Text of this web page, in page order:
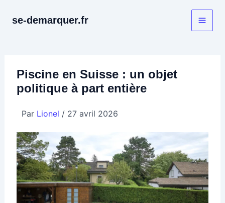
se-demarquer.fr
Piscine en Suisse : un objet
politique à part entière
Par Lionel / 27 avril 2026